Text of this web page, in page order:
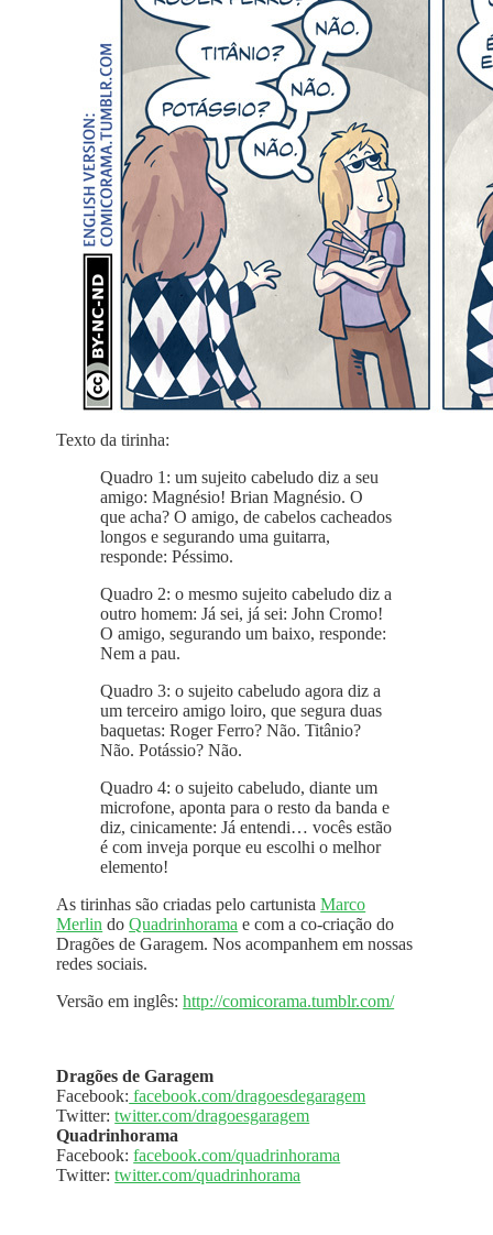
Texto da tirinha:
Quadro 1: um sujeito cabeludo diz a seu
amigo: Magnésio! Brian Magnésio. O
que acha? O amigo, de cabelos cacheados
longos e segurando uma guitarra,
responde: Péssimo.
Quadro 2: o mesmo sujeito cabeludo diz a
outro homem: Já sei, já sei: John Cromo!
O amigo, segurando um baixo, responde:
Nem a pau.
Quadro 3: o sujeito cabeludo agora diz a
um terceiro amigo loiro, que segura duas
baquetas: Roger Ferro? Não. Titânio?
Não. Potássio? Não.
Quadro 4: o sujeito cabeludo, diante um
microfone, aponta para o resto da banda e
diz, cinicamente: Já entendi… vocês estão
é com inveja porque eu escolhi o melhor
elemento!
As tirinhas são criadas pelo cartunistaMarco
Merlin doQuadrinhorama e com a co-criação do
Dragões de Garagem. Nos acompanhem em nossas
redes sociais.
Versão em inglês:http://comicorama.tumblr.com/
Dragões de Garagem
Facebook: facebook.com/dragoesdegaragem
Twitter:twitter.com/dragoesgaragem
Quadrinhorama
Facebook:facebook.com/quadrinhorama
Twitter:twitter.com/quadrinhorama